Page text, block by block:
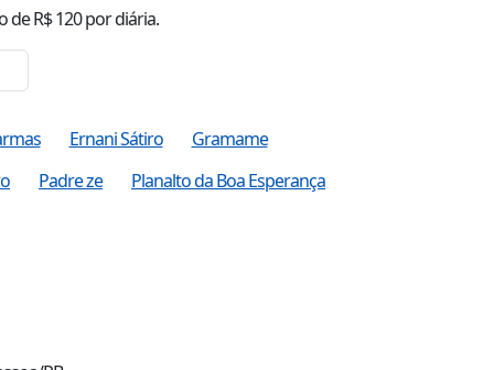
de R$120por diária.
Ernani Sátiro
Gramame
Padre ze
Planalto da Boa Esperança